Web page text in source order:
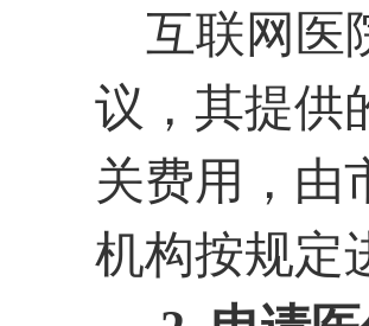
互联网医
议，其提供
关费用，由
机构按规定